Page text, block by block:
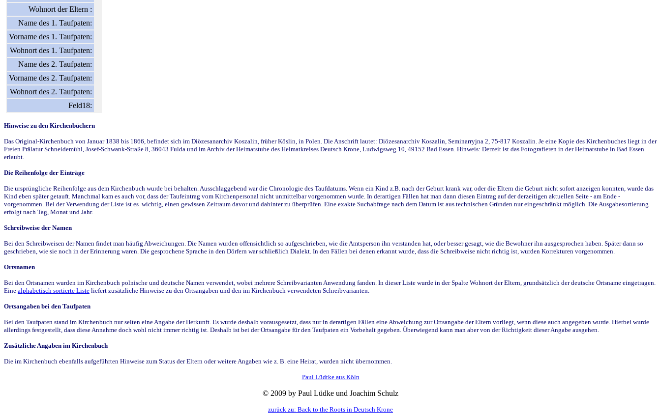
Wohnort der Eltern :
Name des 1. Taufpaten:
Vorname des 1. Taufpaten:
Wohnort des 1. Taufpaten:
Name des 2. Taufpaten:
Vorname des 2. Taufpaten:
Wohnort des 2. Taufpaten:
Feld18:
Hinweise zu den Kirchenbüchern
Das Original-Kirchenbuch von Januar 1838 bis 1866, befindet sich im Diözesanarchiv Koszalin, früher Köslin, in Polen. Die Anschrift lautet: Diözesanarchiv Koszalin, Seminarryjna 2, 75-817 Koszalin. Je eine Kopie des Kirchenbuches liegt in der
Freien Prälatur Schneidemühl, Josef-Schwank-Straße 8, 36043 Fulda und im Archiv der Heimatstube des Heimatkreises Deutsch Krone, Ludwigsweg 10, 49152 Bad Essen. Hinweis: Derzeit ist das Fotografieren in der Heimatstube in Bad Essen
erlaubt.
Die Reihenfolge der Einträge
Die ursprüngliche Reihenfolge aus dem Kirchenbuch wurde bei behalten. Ausschlaggebend war die Chronologie des Taufdatums. Wenn ein Kind z.B. nach der Geburt krank war, oder die Eltern die Geburt nicht sofort anzeigen konnten, wurde das
Kind eben später getauft. Manchmal kam es auch vor, dass der Taufeintrag vom Kirchenpersonal nicht unmittelbar vorgenommen wurde. In derartigen Fällen hat man dann diesen Eintrag auf der derzeitigen aktuellen Seite - am Ende -
vorgenommen. Bei der Verwendung der Liste ist es wichtig, einen gewissen Zeitraum davor und dahinter zu überprüfen. Eine exakte Suchabfrage nach dem Datum ist aus technischen Gründen nur eingeschränkt möglich. Die Ausgabesortierung
erfolgt nach Tag, Monat und Jahr.
Schreibweise der Namen
Bei den Schreibweisen der Namen findet man häufig Abweichungen. Die Namen wurden offensichtlich so aufgeschrieben, wie die Amtsperson ihn verstanden hat, oder besser gesagt, wie die Bewohner ihn ausgesprochen haben. Später dann so
geschrieben, wie sie noch in der Erinnerung waren. Die gesprochene Sprache in den Dörfern war schließlich Dialekt. In den Fällen bei denen erkannt wurde, dass die Schreibweise nicht richtig ist, wurden Korrekturen vorgenommen.
Ortsnamen
Bei den Ortsnamen wurden im Kirchenbuch polnische und deutsche Namen verwendet, wobei mehrere Schreibvarianten Anwendung fanden. In dieser Liste wurde in der Spalte Wohnort der Eltern, grundsätzlich der deutsche Ortsname eingetragen.
Eine alphabetisch sortierte Liste liefert zusätzliche Hinweise zu den Ortsangaben und den im Kirchenbuch verwendeten Schreibvarianten.
Ortsangaben bei den Taufpaten
Bei den Taufpaten stand im Kirchenbuch nur selten eine Angabe der Herkunft. Es wurde deshalb vorausgesetzt, dass nur in derartigen Fällen eine Abweichung zur Ortsangabe der Eltern vorliegt, wenn diese auch angegeben wurde. Hierbei wurde
allerdings festgestellt, dass diese Annahme doch wohl nicht immer richtig ist. Deshalb ist bei der Ortsangabe für den Taufpaten ein Vorbehalt gegeben. Überwiegend kann man aber von der Richtigkeit dieser Angabe ausgehen.
Zusätzliche Angaben im Kirchenbuch
Die im Kirchenbuch ebenfalls aufgeführten Hinweise zum Status der Eltern oder weitere Angaben wie z. B. eine Heirat, wurden nicht übernommen.
Paul Lüdtke aus Köln
© 2009 by Paul Lüdke und Joachim Schulz
zurück zu: Back to the Roots in Deutsch Krone